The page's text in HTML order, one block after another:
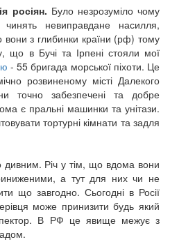
росіян. Було незрозуміло чому
невиправдане насилля,
з глибинки країни (рф) тому
що в Бучі та Ірпені стояли мої
- 55 бригада морської піхоти. Це
розвиненому місті Далекого
точно забезпечені та добре
є пральні машинки та унітази.
тортурні кімнати та задля
Річ у тім, що вдома вони
а тут для них чи не
що завгодно. Сьогодні в Росії
може принизити будь який
В РФ це явище межує з